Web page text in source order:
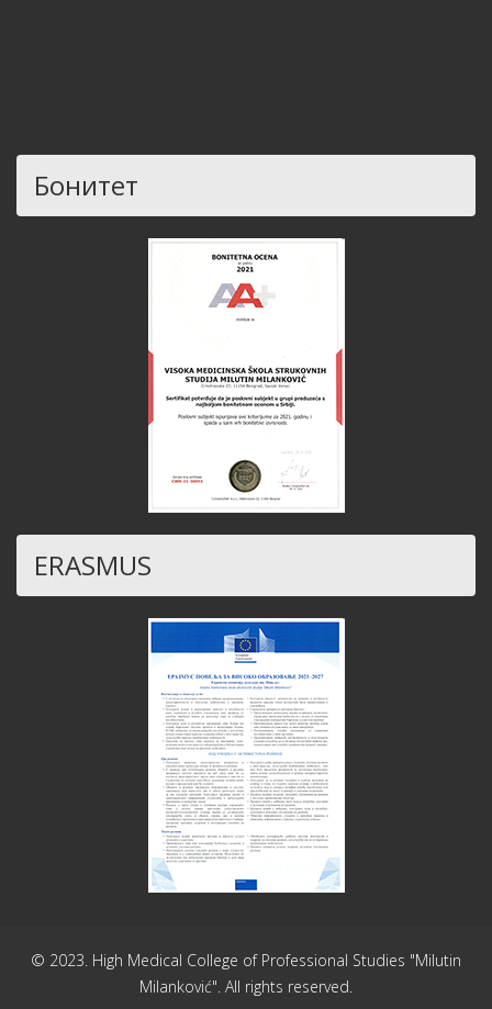
Бонитет
ERASMUS
© 2023. High Medical College of Professional Studies "Milutin
Milanković". All rights reserved.